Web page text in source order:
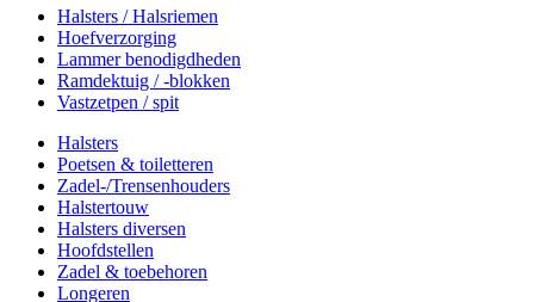
Halsters / Halsriemen
Hoefverzorging
Lammer benodigdheden
Ramdektuig / -blokken
Vastzetpen / spit
Halsters
Poetsen & toiletteren
Zadel-/Trensenhouders
Halstertouw
Halsters diversen
Hoofdstellen
Zadel & toebehoren
Longeren